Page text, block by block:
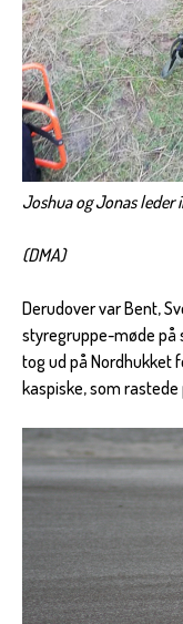
Joshua og Jonas leder
(DMA)
Derudover var Bent,
styregruppe-møde på
tog ud på Nordhukket
kaspiske, som